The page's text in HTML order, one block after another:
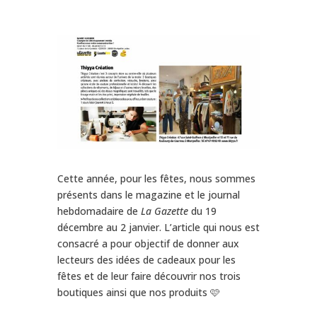
Cette année, pour les fêtes, nous sommes
présents dans le magazine et le journal
hebdomadaire de La Gazettedu 19
décembre au 2 janvier. L’article qui nous est
consacré a pour objectif de donner aux
lecteurs des idées de cadeaux pour les
fêtes et de leur faire découvrir nos trois
boutiques ainsi que nos produits 🩷